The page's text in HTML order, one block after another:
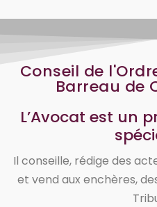
Conseil de
Barreau de
L’Avocat est un
Il conseille, rédige des
et vend aux enchères,